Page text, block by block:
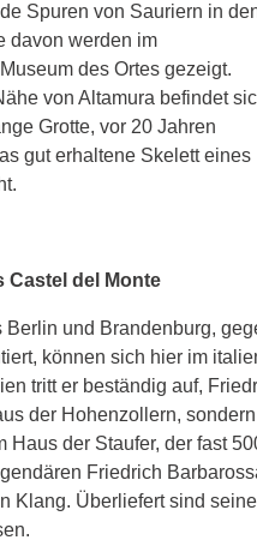
Spuren von Sauriern in
davon werden im
des Ortes gezeigt.
von Altamura befindet
Grotte, vor 20 Jahren
gut erhaltene Skelett eines
Castel del Monte
Berlin und Brandenburg,
können sich hier im
tritt er beständig auf,
der Hohenzollern,
Haus der Staufer, der fast
Friedrich
Klang. Überliefert sind